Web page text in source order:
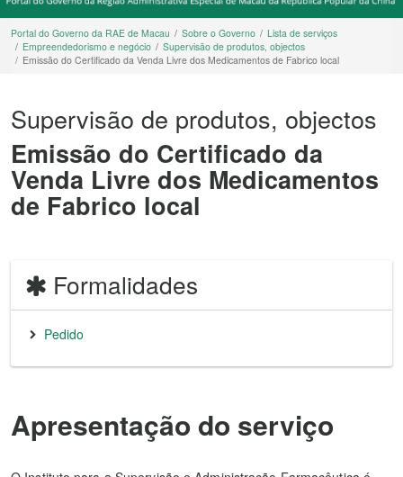
Portal do Governo da RAE de Macau Sobre o Governo
Lista de serviços
Empreendedorismo e negócio
Supervisão de produtos, objectos
Emissão do Certificado da Venda Livre dos Medicamentos de Fabrico local
Supervisão de produtos, objectos
Emissão do Certificado da
Venda Livre dos Medicamentos
de Fabrico local
Formalidades
Pedido
Apresentação do serviço